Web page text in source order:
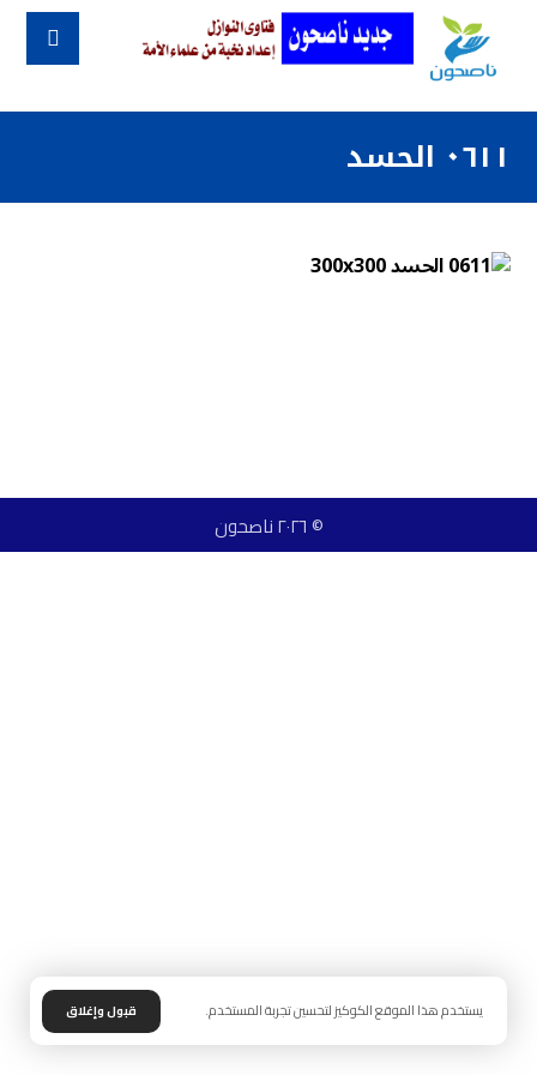
٠٦١١ الحسد
© ٢٠٢٦ ناصحون
يستخدم هذا الموقع الكوكيز لتحسين تجربة المستخدم. قبول وإغلاق